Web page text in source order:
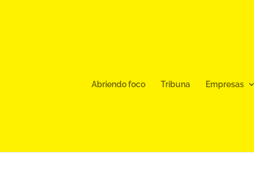
Abriendo foco Tribuna Empresas